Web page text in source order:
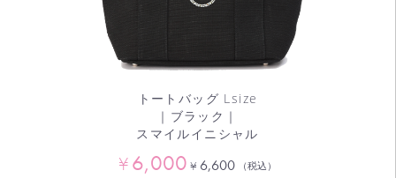
トートバッグ Lsize
｜ブラック｜
スマイルイニシャル
¥6,000 ¥ 6,600 （税込）